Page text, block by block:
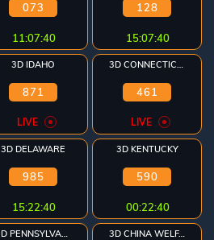
073
11:07:40
128
15:07:40
3D IDAHO
871
LIVE
461
LIVE
3D DELAWARE
985
15:22:40
3D KENTUCKY
590
00:22:40
3D PENNSYLVANIA 3D CHINA WELFARE